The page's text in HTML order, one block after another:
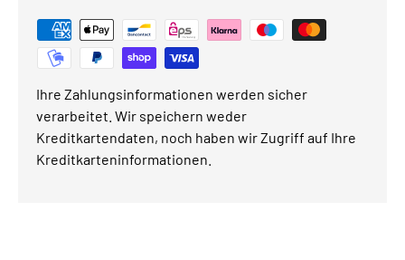
Ihre Zahlungsinformationen werden sicher
verarbeitet. Wir speichern weder
Kreditkartendaten, noch haben wir Zugriff auf Ihre
Kreditkarteninformationen.